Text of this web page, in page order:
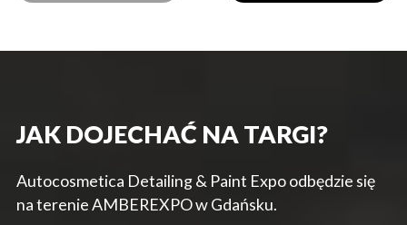
JAK DOJECHAĆ NA TARGI?
Autocosmetica Detailing & Paint Expo odbędzie się
na terenie AMBEREXPO w Gdańsku.